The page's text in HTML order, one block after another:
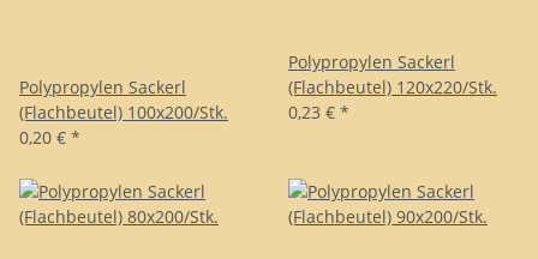
Polypropylen Sackerl
(Flachbeutel) 100x200/Stk.
0,20 € *
Polypropylen Sackerl
(Flachbeutel) 120x220/Stk.
0,23 € *